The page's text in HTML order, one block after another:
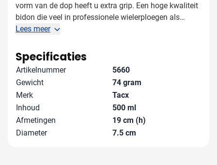
vorm van de dop heeft u extra grip. Een hoge kwaliteit
bidon die veel in professionele wielerploegen als
Europcar, Omega Pharma-Quick Step en Saxo-Tinkoff
bij bidons met donkere ondergrond een extra drukkleur
aangerekend om een witte onderlaag aan te
brengen.Deze wordt niet standaard aangerekend in het
winkelmandje, maar wel bij de officiële
orderbevestiging. Vanaf 5.000 stuks is het mogelijk
om de bidon uw eigen pms kleur te laten maken.
Dezelfde bidon met 750cc inhoud, zie artikel 5663.
Onbedrukte flessen zijn enkel af te nemen in een
Lees meer
Specificaties
Artikelnummer
5660
Gewicht
74 gram
Merk
Tacx
Inhoud
500 ml
Afmetingen
19 cm (h)
Diameter
7.5 cm